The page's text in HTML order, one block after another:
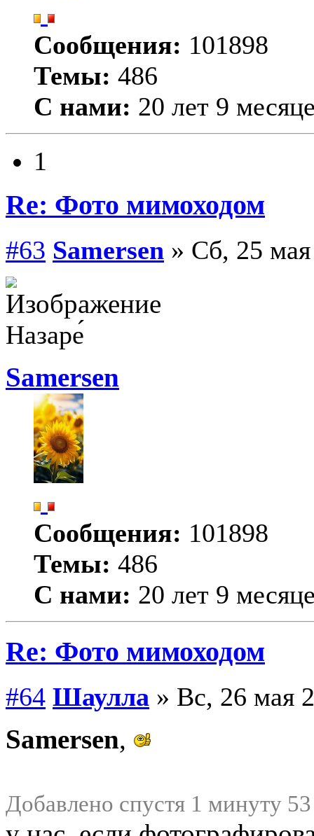
Сообщения: 101898
Темы: 486
С нами: 20 лет 9
1
Re: Фото мимоходом
#63 Samersen » Сб, 25
Назаре́
Samersen
Сообщения: 101898
Темы: 486
С нами: 20 лет 9
Re: Фото мимоходом
#64 Шаулла » Вс, 26 мая
Samersen,
Добавлено спустя 1 минуту